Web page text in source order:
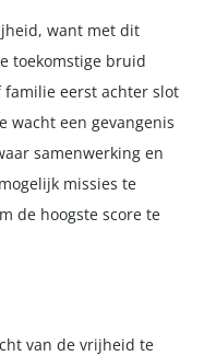
want met dit
toekomstige bruid
eerst achter slot
wacht een gevangenis
samenwerking en
missies te
de hoogste score te
van de vrijheid te